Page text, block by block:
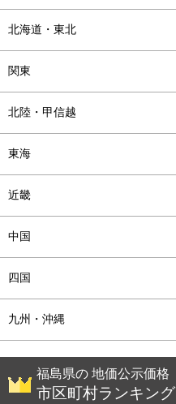
北海道・東北
関東
北陸・甲信越
東海
近畿
中国
四国
九州・沖縄
福島県の 地価公示価格
市区町村ランキング